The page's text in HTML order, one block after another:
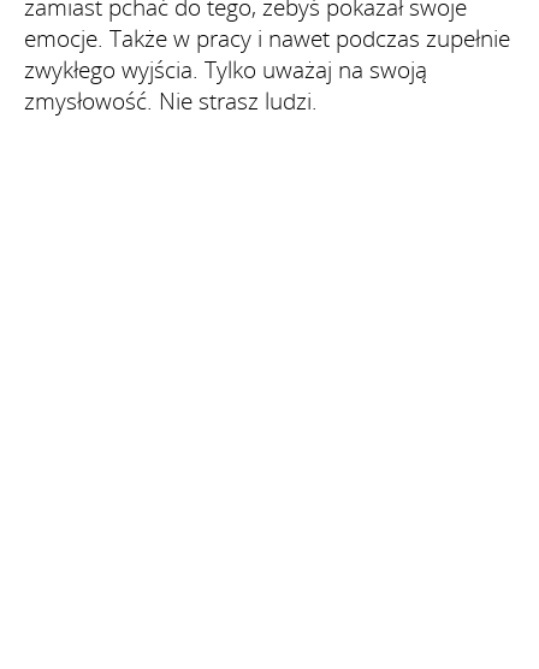
zamiast pchać do tego, żebyś pokazał swoje
emocje. Także w pracy i nawet podczas zupełnie
zwykłego wyjścia. Tylko uważaj na swoją
zmysłowość. Nie strasz ludzi.